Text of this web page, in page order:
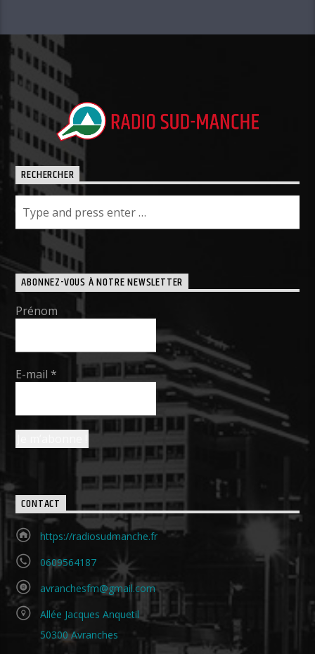
RECHERCHER
ABONNEZ-VOUS À NOTRE NEWSLETTER
Prénom
E-mail*
CONTACT
https://radiosudmanche.fr
0609564187
avranchesfm@gmail.com
Allée Jacques Anquetil
50300 Avranches